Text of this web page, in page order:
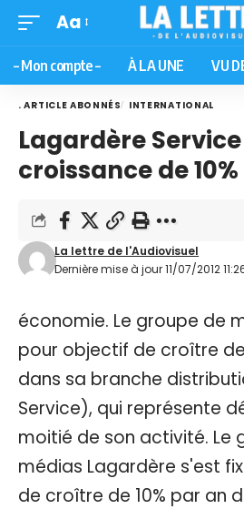
Aa
– Mon compte – À LA UNE VU
. ARTICLE ABONNÉS INTERNATIONAL
Lagardère
croissance de
Dernière mise à jour 11/07/2012
La lettre de l'Audiovisuel
économie. Le groupe de
pour objectif de croître de
dans sa branche
Service), qui représente
moitié de son activité. Le
médias Lagardère s'est
de croître de 10% par an